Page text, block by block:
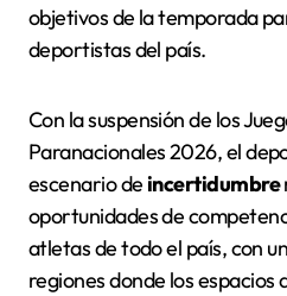
objetivos de la temporada
deportistas del país.
Con la suspensión de los
Paranacionales 2026, el
escenario deincertidumbre
oportunidades de
atletas de todo el país, con
regiones donde los espacios